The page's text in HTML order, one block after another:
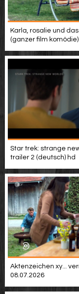
Karla, rosalie und
(ganzer film komödie)
Star trek: strange
trailer 2 (deutsch) hd
Aktenzeichen xy...
08.07.2026